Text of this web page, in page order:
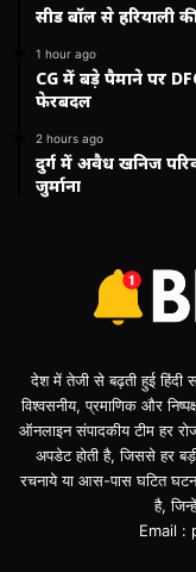
सीड बॉल से हरियाली
1 hour ago
CG में बड़े पैमाने पर
फेरबदल
2 hours ago
दुर्ग में अवैध खनिज
जुर्माना
देश में तेजी से बढ़ती हुई हिंदी
विश्वसनीय, प्रमाणिक और
ऑनलाइन संपादकीय टीम हर
अपडेट होती है, जिससे हर
रचनाये या आस-पास घटित
है,
Email :